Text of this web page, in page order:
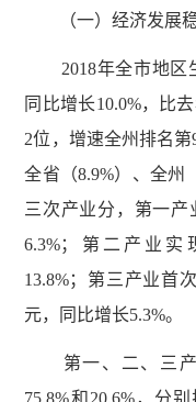
（一）经济发展稳
2018年全市地区生
同比增长10.0%，比
2位，增速全州排名第
全省（8.9%）、全州
三次产业分，第一产
6.3%；第二产业实
13.8%；第三产业首
元，同比增长5.3%。
第一、二、三产